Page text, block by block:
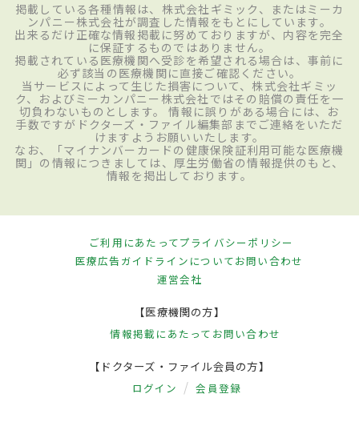
掲載している各種情報は、株式会社ギミック、またはミーカ
ンパニー株式会社が調査した情報をもとにしています。
出来るだけ正確な情報掲載に努めておりますが、内容を完全
に保証するものではありません。
掲載されている医療機関へ受診を希望される場合は、事前に
必ず該当の医療機関に直接ご確認ください。
当サービスによって生じた損害について、株式会社ギミッ
ク、およびミーカンパニー株式会社ではその賠償の責任を一
切負わないものとします。 情報に誤りがある場合には、お
手数ですがドクターズ・ファイル編集部までご連絡をいただ
けますようお願いいたします。
なお、「マイナンバーカードの健康保険証利用可能な医療機
関」の情報につきましては、厚生労働省の情報提供のもと、
情報を掲出しております。
ご利用にあたってプライバシーポリシー
医療広告ガイドラインについてお問い合わせ
運営会社
【医療機関の方】
情報掲載にあたって お問い合わせ
【ドクターズ・ファイル会員の方】
ログイン 会員登録